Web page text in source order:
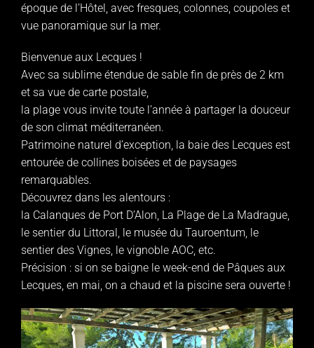
époque de l’Hôtel, avec fresques, colonnes, coupoles et
vue panoramique sur la mer.
Bienvenue aux Lecques !
Avec sa sublime étendue de sable fin de près de 2 km
et sa vue de carte postale,
la plage vous invite toute l’année à partager la douceur
de son climat méditerranéen.
Patrimoine naturel d’exception, la baie des Lecques est
entourée de collines boisées et de paysages
remarquables.
Découvrez dans les alentours :
la Calanques de Port D’Alon, La Plage de La Madrague,
le sentier du Littoral, le musée du Tauroentum, le
sentier des Vignes, le vignoble AOC, etc.
Précision : si on se baigne le week-end de Pâques aux
Lecques, en mai, on a chaud et la piscine sera ouverte !